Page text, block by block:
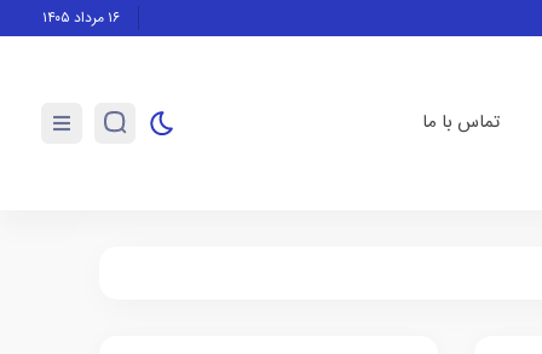
شروع ناامیدکننده لخ
۱۶ مرداد ۱۴۰۵
تماس با ما